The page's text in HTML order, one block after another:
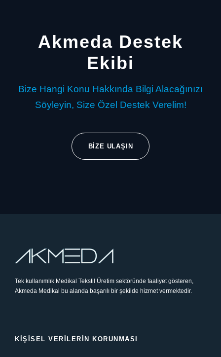
Akmeda Destek
Ekibi
Bize Hangi Konu Hakkında Bilgi Alacağınızı
Söyleyin, Size Özel Destek Verelim!
BIZE ULAŞIN
Tek kullanımlık Medikal Tekstil Üretim sektöründe faaliyet gösteren,
Akmeda Medikal bu alanda başarılı bir şekilde hizmet vermektedir.
KIŞISEL VERILERIN KORUNMASI